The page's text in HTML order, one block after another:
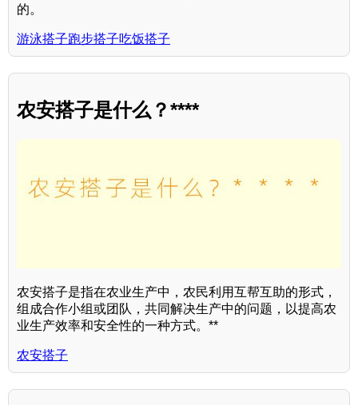
的。
游泳搭子跑步搭子吃饭搭子
农安搭子是什么？****
农安搭子是指在农业生产中，农民利用互帮互助的形式，
组成合作小组或团队，共同解决生产中的问题，以提高农
业生产效率和安全性的一种方式。**
农安搭子